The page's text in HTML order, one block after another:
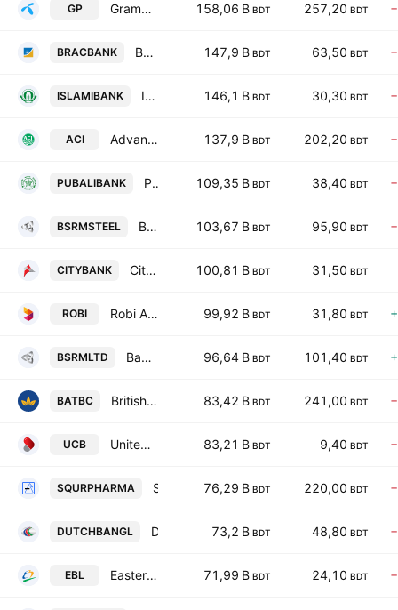
GP Grameenphone Ltd. 158,06 B BDT 257,20 BDT
BRACBANK BRAC Bank PLC 147,9 B BDT 63,50 BDT
ISLAMIBANK Islami Bank Bangladesh PLC 146,1 B BDT 30,30 BDT
ACI Advanced Chemical Industries PLC 137,9 B BDT 202,20 BDT
PUBALIBANK Pubali Bank PLC 109,35 B BDT 38,40 BDT
BSRMSTEEL BSRM Steels Limited 103,67 B BDT 95,90 BDT
CITYBANK City Bank PLC 100,81 B BDT 31,50 BDT
ROBI Robi Axiata PLc 99,92 B BDT 31,80 BDT
BSRMLTD Bangladesh Steel Re-Rolling Mills Ltd. 96,64 B BDT 101,40 BDT
BATBC British American Tobacco Bangladesh Co Ltd 83,42 B BDT 241,00 BDT
UCB United Commercial Bank PLC 83,21 B BDT 9,40 BDT
SQURPHARMA 76,29 B BDT 220,00 BDT
DUTCHBANGL 73,2 B BDT 48,80 BDT
EBL Eastern Bank PLC 71,99 B BDT 24,10 BDT